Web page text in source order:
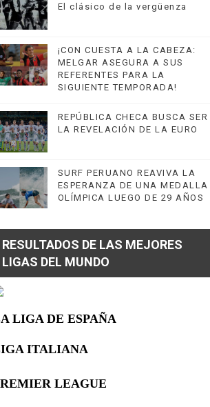
El clásico de la vergüenza
¡CON CUESTA A LA CABEZA:
MELGAR ASEGURA A SUS
REFERENTES PARA LA
SIGUIENTE TEMPORADA!
REPÚBLICA CHECA BUSCA SER
LA REVELACIÓN DE LA EURO
SURF PERUANO REAVIVA LA
ESPERANZA DE UNA MEDALLA
OLÍMPICA LUEGO DE 29 AÑOS
RESULTADOS DE LAS MEJORES
LIGAS DEL MUNDO
LIGA DE ESPAÑA
ITALIANA
LEAGUE